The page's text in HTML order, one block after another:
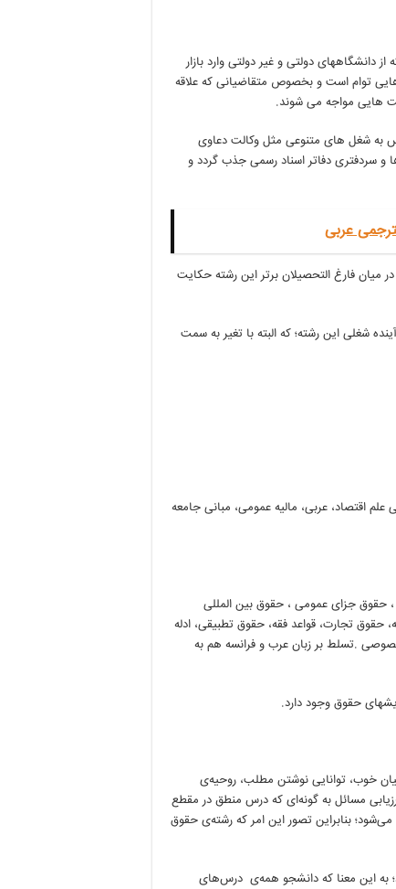
دانشگاههای دولتی و غیر دولتی وارد بازار
توام است و بخصوص متقاضیانی که علاقه
هایی مواجه می شوند.
به شغل های متنوعی مثل وکالت دعاوی
و سردفتری دفاتر اسناد رسمی جذب گردد و
عربی
میان فارغ التحصیلان برتر این رشته حکایت
شغلی این رشته؛ که البته با تغیر به سمت
اقتصاد، عربی، مالیه عمومی، مبانی جامعه
حقوق جزای عمومی ، حقوق بین المللی
حقوق تجارت، قواعد فقه، حقوق تطبیقی، ادله
.تسلط بر زبان عرب و فرانسه هم به
حقوق وجود دارد.
خوب، توانایی نوشتن مطلب، روحیه‌ی
مسائل به گونه‌ای که درس منطق در مقطع
بنابراین تصور این امر که رشته‌ی حقوق
به این معنا که دانشجو همه‌ی درس‌های